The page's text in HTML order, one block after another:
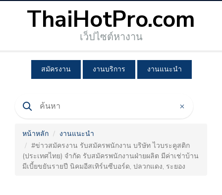
ThaiHotPro.com
เว็ปไซต์หางาน
สมัครงาน งานบริการ งานแนะนำ
หน้าหลัก
งานแนะนำ
#ข่าวสมัครงาน รับสมัครพนักงาน บริษัท ไวบระคูสติก
(ประเทศไทย) จำกัด รับสมัครพนักงานฝ่ายผลิต มีค่าเช่าบ้าน
มีเบี้ยขยันรายปี นิคมอีสเทิร์นซีบอร์ด, ปลวกแดง, ระยอง